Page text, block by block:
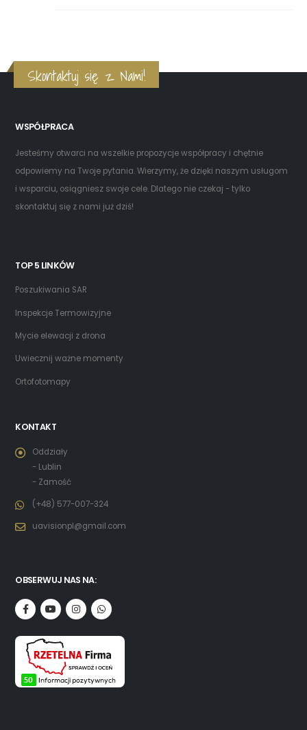
Skontaktuj się z Nami!
WSPÓŁPRACA
Jesteśmy otwarci na wszelkie propozycje współpracy i chętnie
odpowiemy na Twoje pytania. Wierzymy, że dzięki naszym usługom
i wsparciu, osiągniesz swoje cele. Dlatego nie czekaj - tylko
skontaktuj się z nami już dziś!
TOP 5 LINKÓW
Poszukiwania SAR
Inspekcje Termowizyjne
Mycie elewacji z drona
Uwiecznij ważne momenty
Ortofotomapy
KONTAKT
Oddziały
- Lublin
- Zamość
(+48) 577-007-324
uavisionpl@gmail.com
OBSERWUJ NAS NA: